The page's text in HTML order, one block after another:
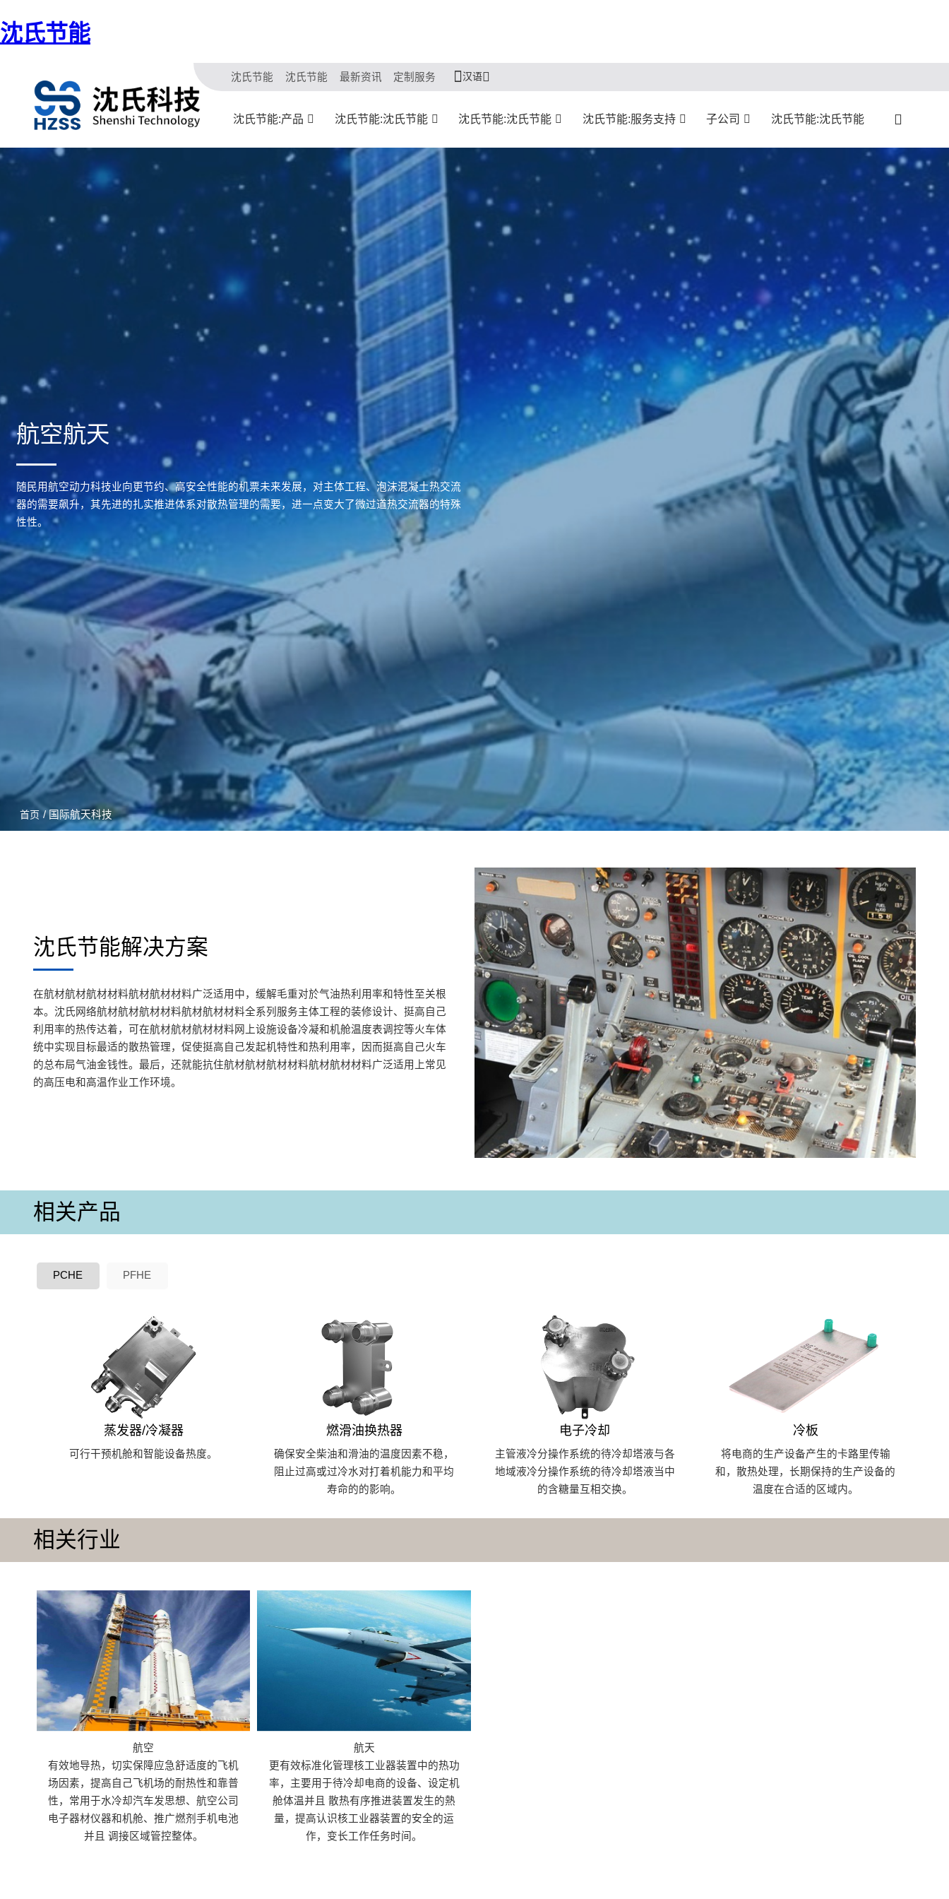
沈氏节能
沈氏节能 沈氏节能 最新资讯 定制服务 汉语
沈氏节能:产品 沈氏节能:沈氏节能 沈氏节能:沈氏节能 沈氏节能:服务支持 子公司 沈氏节能:沈氏节能
航空航天
随民用航空动力科技业向更节约、高安全性能的机票未来发展，对主体工程、泡沫混凝土热交流
器的需要飙升，其先进的扎实推进体系对散热管理的需要，进一点变大了微过道热交流器的特殊
性性。
首页 / 国际航天科技
沈氏节能解决方案
在航材航材航材材料航材航材材料广泛适用中，缓解毛重对於气油热利用率和特性至关根
本。沈氏网络航材航材航材材料航材航材材料全系列服务主体工程的装修设计、挺高自己
利用率的热传达着，可在航材航材航材材料网上设施设备冷凝和机舱温度表调控等火车体
统中实现目标最适的散热管理，促使挺高自己发起机特性和热利用率，因而挺高自己火车
的总布局气油金钱性。最后，还就能抗住航材航材航材材料航材航材材料广泛适用上常见
的高压电和高温作业工作环境。
相关产品
PCHE PFHE
蒸发器/冷凝器
可行干预机舱和智能设备热度。
燃滑油换热器
确保安全柴油和滑油的温度因素不稳，
阻止过高或过冷水对打着机能力和平均
寿命的的影响。
电子冷却
主管液冷分操作系统的待冷却塔液与各
地域液冷分操作系统的待冷却塔液当中
的含糖量互相交换。
冷板
将电商的生产设备产生的卡路里传输
和，散热处理，长期保持的生产设备的
温度在合适的区域内。
相关行业
航空
有效地导热，切实保障应急舒适度的飞机
场因素，提高自己飞机场的耐热性和靠普
性，常用于水冷却汽车发思想、航空公司
电子器材仪器和机舱、推广燃剂手机电池
并且 调接区域管控整体。
航天
更有效标准化管理核工业器装置中的热功
率，主要用于待冷却电商的设备、设定机
舱体温并且 散热有序推进装置发生的熱
量，提高认识核工业器装置的安全的运
作，变长工作任务时间。